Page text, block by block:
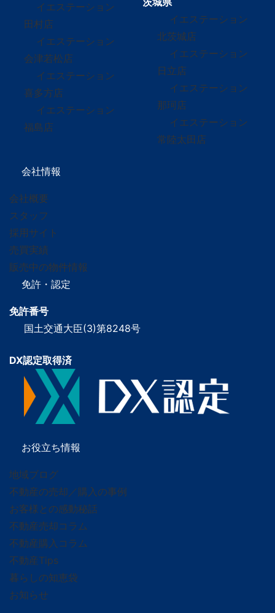
イエステーション
田村店
イエステーション
会津若松店
イエステーション
喜多方店
イエステーション
福島店
イエステーション
北茨城店
イエステーション
日立店
イエステーション
那珂店
イエステーション
常陸太田店
会社情報
会社概要
スタッフ
採用サイト
売買実績
販売中の物件情報
免許・認定
免許番号
国土交通大臣(3)第8248号
DX認定取得済
お役立ち情報
地域ブログ
不動産の売却／購入の事例
お客様との感動秘話
不動産売却コラム
不動産購入コラム
不動産Tips
暮らしの知恵袋
お知らせ